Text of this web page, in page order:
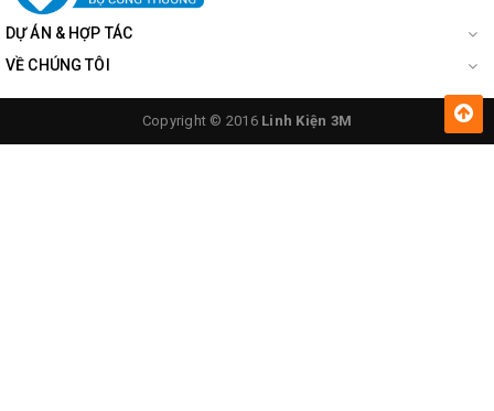
DỰ ÁN & HỢP TÁC
VỀ CHÚNG TÔI
Copyright © 2016 Linh Kiện 3M